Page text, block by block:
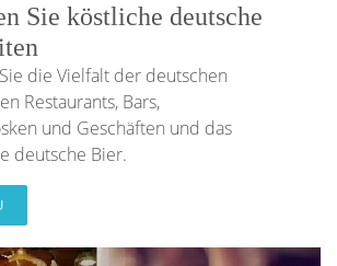
Sie köstliche deutsche
die Vielfalt der deutschen
Restaurants, Bars,
und Geschäften und das
deutsche Bier.